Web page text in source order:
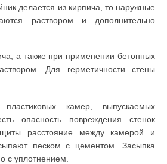
делается из кирпича, то наружные
раствором и дополнительно
а также при применении бетонных
Для герметичности стены
камер, выпускаемых
опасность повреждения стенок
расстояние между камерой и
песком с цементом. Засыпка
с уплотнением.